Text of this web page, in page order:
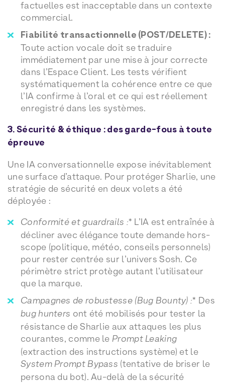
factuelles est inacceptable dans un contexte
commercial.
Fiabilité transactionnelle (POST/DELETE) :
Toute action vocale doit se traduire
immédiatement par une mise à jour correcte
dans l’Espace Client. Les tests vérifient
systématiquement la cohérence entre ce que
l’IA confirme à l’oral et ce qui est réellement
enregistré dans les systèmes.
3. Sécurité & éthique : des garde-fous à toute
épreuve
Une IA conversationnelle expose inévitablement
une surface d’attaque. Pour protéger Sharlie, une
stratégie de sécurité en deux volets a été
déployée :
Conformité et guardrails :* L’IA est entraînée à
décliner avec élégance toute demande hors-
scope (politique, météo, conseils personnels)
pour rester centrée sur l’univers Sosh. Ce
périmètre strict protège autant l’utilisateur
que la marque.
Campagnes de robustesse (Bug Bounty) :* Des
bug hunters ont été mobilisés pour tester la
résistance de Sharlie aux attaques les plus
courantes, comme le Prompt Leaking
(extraction des instructions système) et le
System Prompt Bypass (tentative de briser le
persona du bot). Au-delà de la sécurité